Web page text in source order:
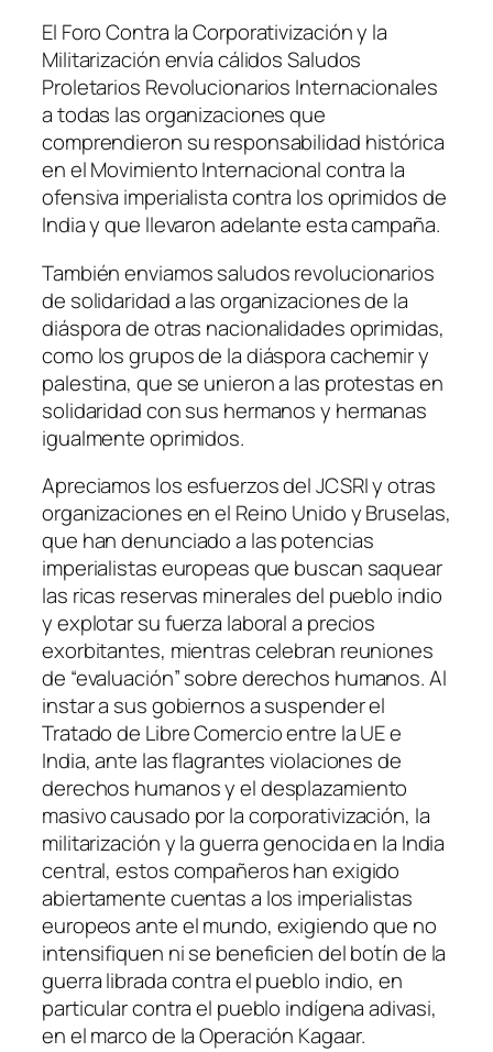
El Foro Contra la Corporativización y la
Militarización envía cálidos Saludos
Proletarios Revolucionarios Internacionales
a todas las organizaciones que
comprendieron su responsabilidad histórica
en el Movimiento Internacional contra la
ofensiva imperialista contra los oprimidos de
India y que llevaron adelante esta campaña.
También enviamos saludos revolucionarios
de solidaridad a las organizaciones de la
diáspora de otras nacionalidades oprimidas,
como los grupos de la diáspora cachemir y
palestina, que se unieron a las protestas en
solidaridad con sus hermanos y hermanas
igualmente oprimidos.
Apreciamos los esfuerzos del JCSRI y otras
organizaciones en el Reino Unido y Bruselas,
que han denunciado a las potencias
imperialistas europeas que buscan saquear
las ricas reservas minerales del pueblo indio
y explotar su fuerza laboral a precios
exorbitantes, mientras celebran reuniones
de “evaluación” sobre derechos humanos. Al
instar a sus gobiernos a suspender el
Tratado de Libre Comercio entre la UE e
India, ante las flagrantes violaciones de
derechos humanos y el desplazamiento
masivo causado por la corporativización, la
militarización y la guerra genocida en la India
central, estos compañeros han exigido
abiertamente cuentas a los imperialistas
europeos ante el mundo, exigiendo que no
intensifiquen ni se beneficien del botín de la
guerra librada contra el pueblo indio, en
particular contra el pueblo indígena adivasi,
en el marco de la Operación Kagaar.